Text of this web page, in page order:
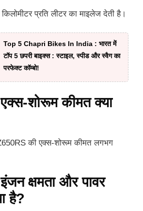
प्रति लीटर का माइलेज देती है।
Top 5 Chapri Bikes In India : भारत में
टॉप 5 छपरी बाइक्स : स्टाइल, स्पीड और स्वैग का
परफेक्ट कॉम्बो!
शोरूम कीमत क्या
की एक्स-शोरूम कीमत लगभग
क्षमता और पावर
है?